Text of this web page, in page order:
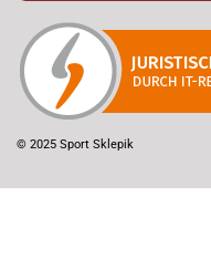
© 2025 Sport Sklepik